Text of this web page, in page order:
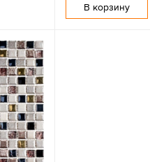
В корзину